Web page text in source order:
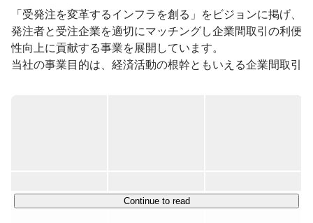
ツ」をローンチし、現在に至る。
「受発注を変革するインフラを創る」をビジョンに掲げ、
発注者と受注企業を適切にマッチングし企業間取引の利便
性向上に貢献する事業を展開しています。
当社の事業目的は、経済活動の根幹ともいえる企業間取引
企業経営の生産性改善、ひいては日本の産業活性化に寄与
ティティとして生まれ変わり、
Continue to read